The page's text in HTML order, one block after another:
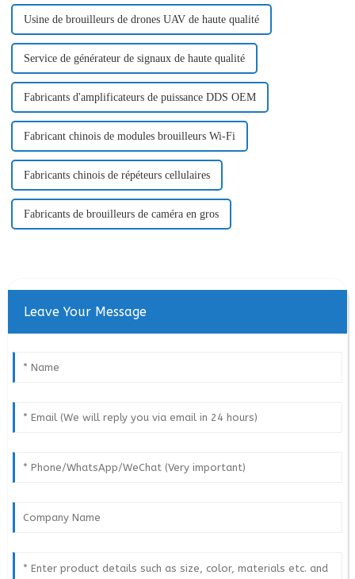
Usine de brouilleurs de drones UAV de haute qualité
Service de générateur de signaux de haute qualité
Fabricants d'amplificateurs de puissance DDS OEM
Fabricant chinois de modules brouilleurs Wi-Fi
Fabricants chinois de répéteurs cellulaires
Fabricants de brouilleurs de caméra en gros
Leave Your Message